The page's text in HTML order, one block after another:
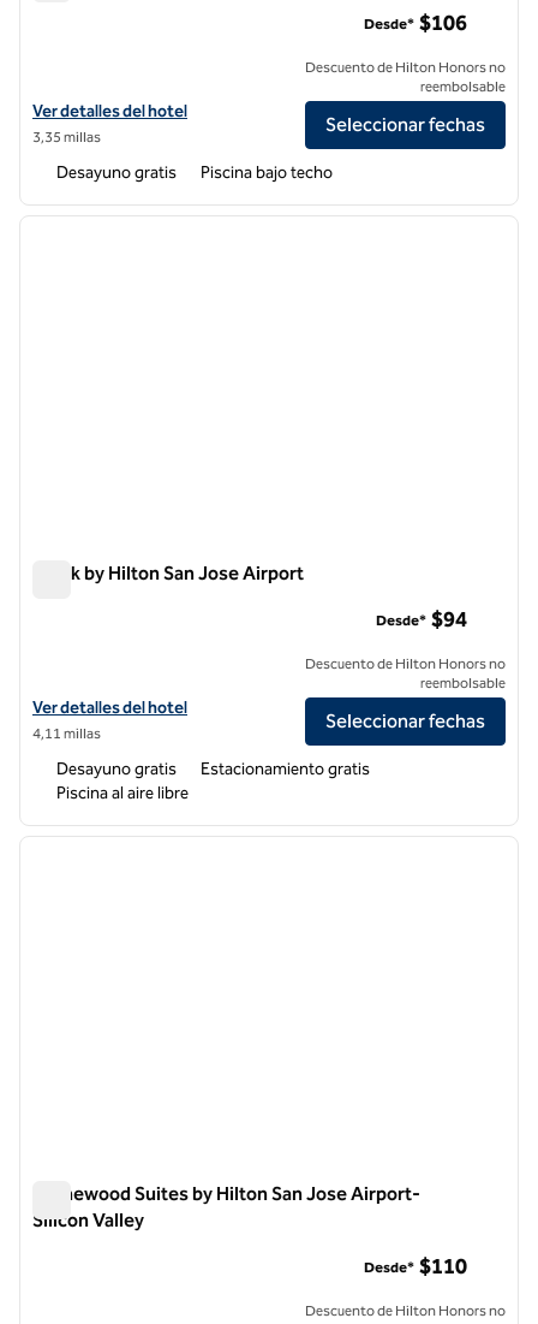
Ver detalles del hotel Hampton Inn & Suites San Jose Airport
Ver detalles del hotel
3,35 millas
Desde* $106
Descuento de Hilton Honors no
reembolsable
Seleccionar fechas
Desayuno gratis Piscina bajo techo
1 de 12
Spark by Hilton San Jose Airport
Ver detalles del hotel Spark by Hilton San Jose Airport
Ver detalles del hotel
4,11 millas
Desde* $94
Descuento de Hilton Honors no
reembolsable
Seleccionar fechas
Desayuno gratis
Estacionamiento gratis
Piscina al aire libre
1 de 12
Homewood Suites by Hilton San Jose Airport-
Silicon Valley
Desde* $110
Descuento de Hilton Honors no